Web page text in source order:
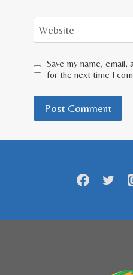
Website
Save my name, email,
for the next time I